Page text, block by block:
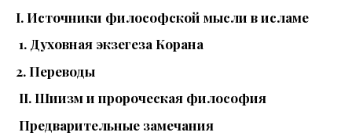
I. Источники философской мысли в исламе
1. Духовная экзегеза Корана
2. Переводы
II. Шиизм и пророческая философия
Предварительные замечания